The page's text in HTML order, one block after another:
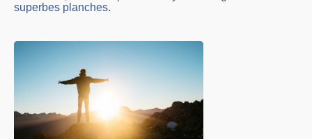
superbes planches.